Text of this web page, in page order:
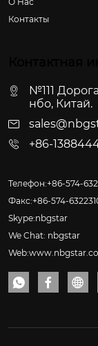
Контакты
№111
нбо, Китай.
+86-
Телефон:+86-574-
Факс:+86-574-
Skype:nbgstar
We Chat: nbgstar
  